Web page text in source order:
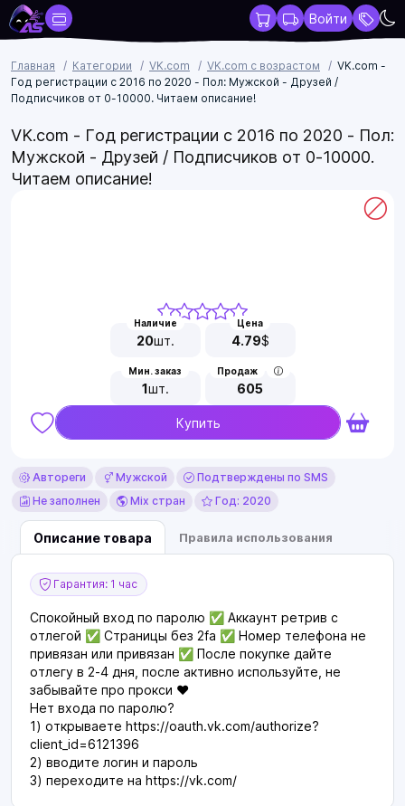
Войти
Главная Категории VK.com VK.com с возрастом
VK.com -
Год регистрации с 2016 по 2020 - Пол: Мужской - Друзей /
Подписчиков от 0-10000. Читаем описание!
VK.com - Год регистрации с 2016 по 2020 - Пол:
Мужской - Друзей / Подписчиков от 0-10000.
Читаем описание!
Наличие
20шт.
Цена
4.79$
Мин. заказ
1шт.
Продаж
605
Купить
Автореги Мужской
Подтверждены по SMS
Не заполнен
Mix стран Год: 2020
Описание товара Правила использования
Гарантия: 1 час
Спокойный вход по паролю ✅ Аккаунт ретрив с
отлегой ✅ Страницы без 2fa ✅ Номер телефона не
привязан или привязан ✅ После покупке дайте
отлегу в 2-4 дня, после активно используйте, не
забывайте про прокси ❤
Нет входа по паролю?
1) открываете https://oauth.vk.com/authorize?
client_id=6121396
2) вводите логин и пароль
3) переходите на https://vk.com/